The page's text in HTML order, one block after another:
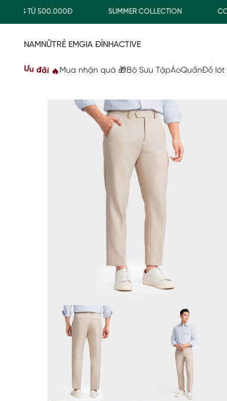
TỪ 500.000Đ SUMMER COLLECTION
NAMNỮTRẺ EMGIA ĐÌNHACTIVE
Ưu đãi 🔥 Mua nhận quà 🎁Bộ Sưu TậpÁoQuầnĐồ lót